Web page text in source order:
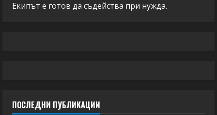
Екипът е готов да съдейства при нужда.
ПОСЛЕДНИ ПУБЛИКАЦИИ